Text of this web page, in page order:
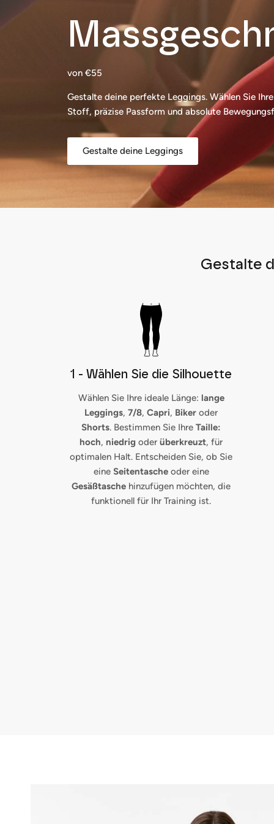
von €55
Gestalte deine perfekte Leggings. Wählen Sie
Stoff, präzise Passform und absolute
Gestalte deine Leggings
Gestalte
1 - Wählen Sie die Silhouette
Wählen Sie Ihre ideale Länge: lange
Leggings,7/8,Capri, Biker oder
Shorts. Bestimmen Sie IhreTaille:
hoch, niedrig oderüberkreuzt, für
optimalen Halt. Entscheiden Sie, ob Sie
eine Seitentascheoder eine
Gesäßtasche hinzufügen möchten, die
funktionell für Ihr Training ist.